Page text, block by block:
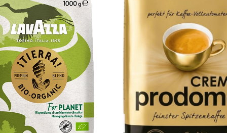
fara cofeina vezi
)
cafea proaspat